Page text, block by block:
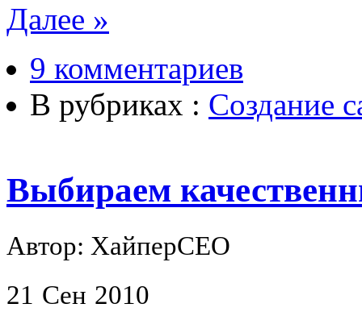
Далее »
9 комментариев
В рубриках : Создание
Выбираем
Автор: ХайперСЕО
21 Сен 2010